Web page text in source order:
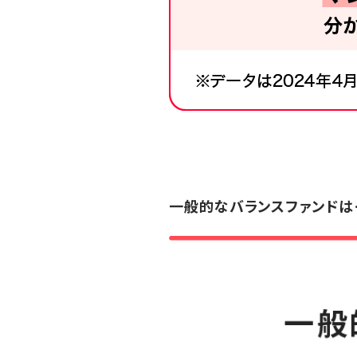
一般的なバランスファンド